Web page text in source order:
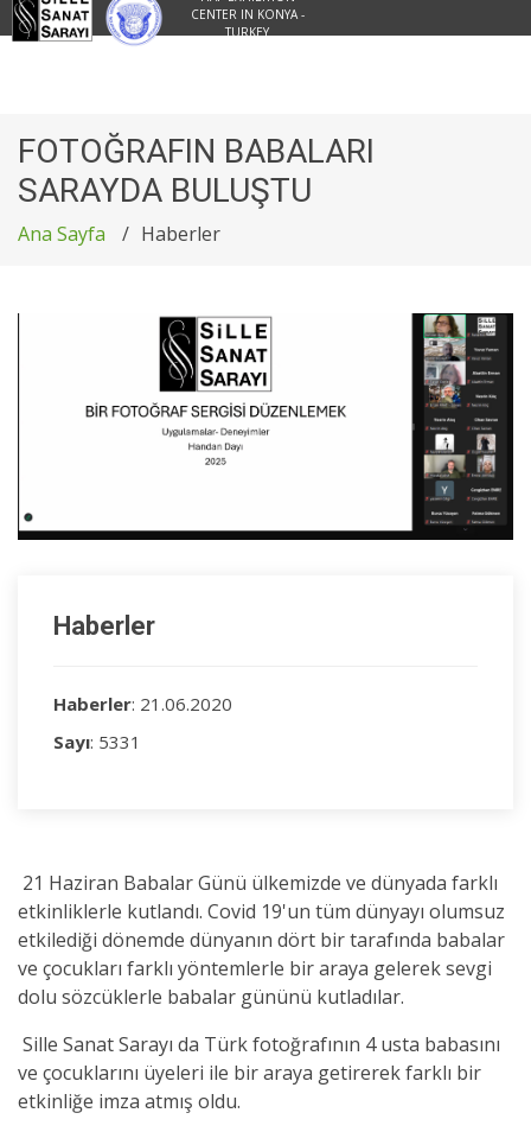
CENTER IN KONYA -
TURKEY
FOTOĞRAFIN BABALARI
SARAYDA BULUŞTU
Ana Sayfa Haberler
Haberler
Haberler: 21.06.2020
Sayı: 5331
21 Haziran Babalar Günü ülkemizde ve dünyada farklı
etkinliklerle kutlandı. Covid 19'un tüm dünyayı olumsuz
etkilediği dönemde dünyanın dört bir tarafında babalar
ve çocukları farklı yöntemlerle bir araya gelerek sevgi
dolu sözcüklerle babalar gününü kutladılar.
Sille Sanat Sarayı da Türk fotoğrafının 4 usta babasını
ve çocuklarını üyeleri ile bir araya getirerek farklı bir
etkinliğe imza atmış oldu.